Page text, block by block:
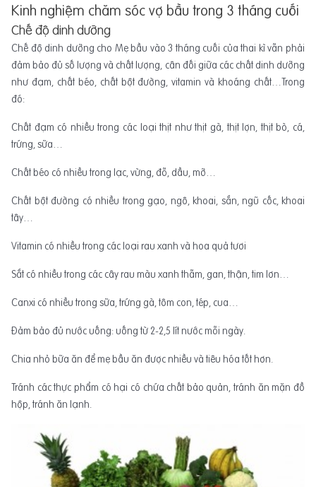
Kinh nghiệm chăm sóc vợ bầu trong 3 tháng cuối
Chế độ dinh dưỡng
Chế độ dinh dưỡng cho Mẹ bầu vào 3 tháng cuối của thai kì vẫn phải
đảm bảo đủ số lượng và chất lượng, cân đối giữa các chất dinh dưỡng
như đạm, chất béo, chất bột đường, vitamin và khoáng chất…Trong
đó:
Chất đạm có nhiều trong các loại thịt như thịt gà, thịt lợn, thịt bò, cá,
trứng, sữa…
Chất béo có nhiều trong lạc, vừng, đỗ, dầu, mỡ…
Chất bột đường có nhiều trong gạo, ngô, khoai, sắn, ngũ cốc, khoai
tây…
Vitamin có nhiều trong các loại rau xanh và hoa quả tươi
Sắt có nhiều trong các cây rau màu xanh thẫm, gan, thận, tim lơn…
Canxi có nhiều trong sữa, trứng gà, tôm con, tép, cua…
Đảm bảo đủ nước uống: uống từ 2-2,5 lít nước mỗi ngày.
Chia nhỏ bữa ăn để mẹ bầu ăn được nhiều và tiêu hóa tốt hơn.
Tránh các thực phẩm có hại có chứa chất bảo quản, tránh ăn mặn đồ
hộp, tránh ăn lạnh.